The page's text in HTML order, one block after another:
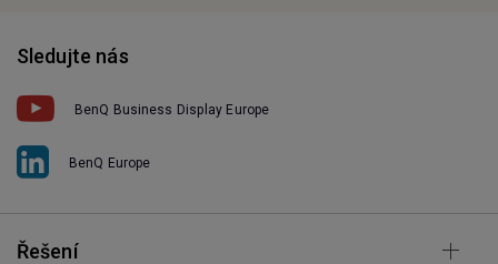
Sledujte nás
BenQ Business Display Europe
BenQ Europe
Řešení